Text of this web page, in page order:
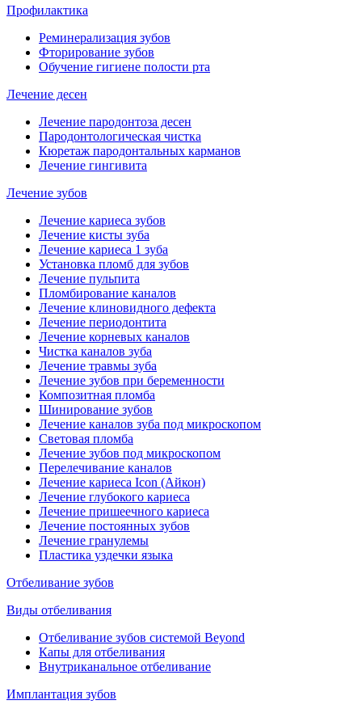
Профилактика
Реминерализация зубов
Фторирование зубов
Обучение гигиене полости рта
Лечение десен
Лечение пародонтоза десен
Пародонтологическая чистка
Кюретаж пародонтальных карманов
Лечение гингивита
Лечение зубов
Лечение кариеса зубов
Лечение кисты зуба
Лечение кариеса 1 зуба
Установка пломб для зубов
Лечение пульпита
Пломбирование каналов
Лечение клиновидного дефекта
Лечение периодонтита
Лечение корневых каналов
Чистка каналов зуба
Лечение травмы зуба
Лечение зубов при беременности
Композитная пломба
Шинирование зубов
Лечение каналов зуба под микроскопом
Световая пломба
Лечение зубов под микроскопом
Перелечивание каналов
Лечение кариеса Icon (Айкон)
Лечение глубокого кариеса
Лечение пришеечного кариеса
Лечение постоянных зубов
Лечение гранулемы
Пластика уздечки языка
Отбеливание зубов
Виды отбеливания
Отбеливание зубов системой Beyond
Капы для отбеливания
Внутриканальное отбеливание
Имплантация зубов